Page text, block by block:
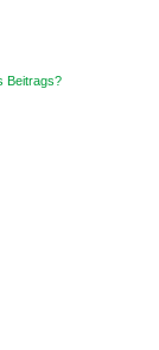
Beitrags?